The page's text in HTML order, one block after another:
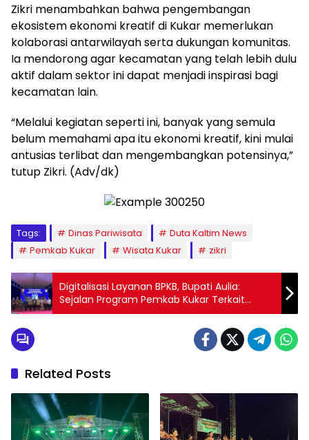
Zikri menambahkan bahwa pengembangan
ekosistem ekonomi kreatif di Kukar memerlukan
kolaborasi antarwilayah serta dukungan komunitas.
Ia mendorong agar kecamatan yang telah lebih dulu
aktif dalam sektor ini dapat menjadi inspirasi bagi
kecamatan lain.
“Melalui kegiatan seperti ini, banyak yang semula
belum memahami apa itu ekonomi kreatif, kini mulai
antusias terlibat dan mengembangkan potensinya,”
tutup Zikri. (Adv/dk)
Tags: Dinas Pariwisata
Duta Kaltim News
Pemkab Kukar
Wisata Kukar zikri
Digitalisasi Layanan BPKB, Bupati Aulia:
Sejalan Program Pemkab Kukar Terkait
Digitalisasi Pelayanan
Related Posts